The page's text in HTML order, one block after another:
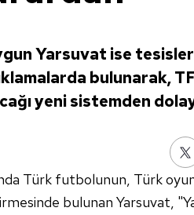
Yarsuvat ise
bulunarak,
yeni sistemden
Türk futbolunun, Türk
bulunan Yarsuvat,